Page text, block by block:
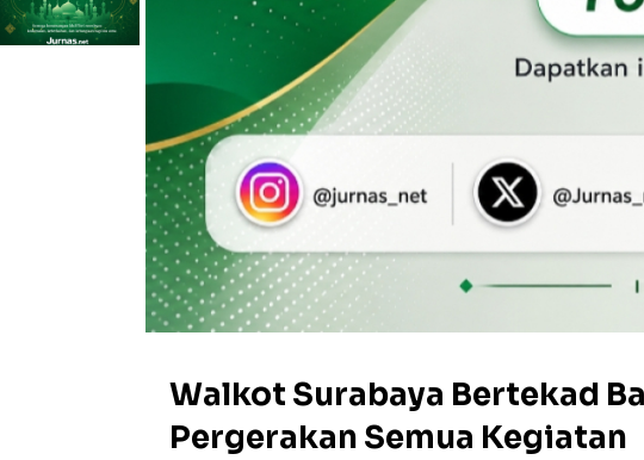
Walkot Surabaya Bertekad
Pergerakan Semua Kegiatan